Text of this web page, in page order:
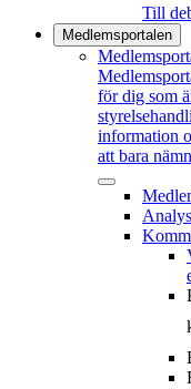
Till
Medlemsportalen
för dig som
information
att bara